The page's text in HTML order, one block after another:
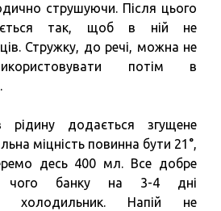
струшуючи. Після цього
так, щоб в ній не
Стружку, до речі, можна не
потім в
рідину додається згущене
міцність повинна бути 21°,
десь 400 мл. Все добре
чого банку на 3-4 дні
холодильник. Напій не